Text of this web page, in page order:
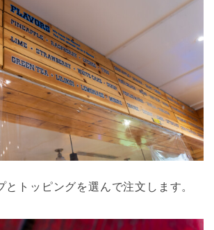
とトッピングを選んで注文します。